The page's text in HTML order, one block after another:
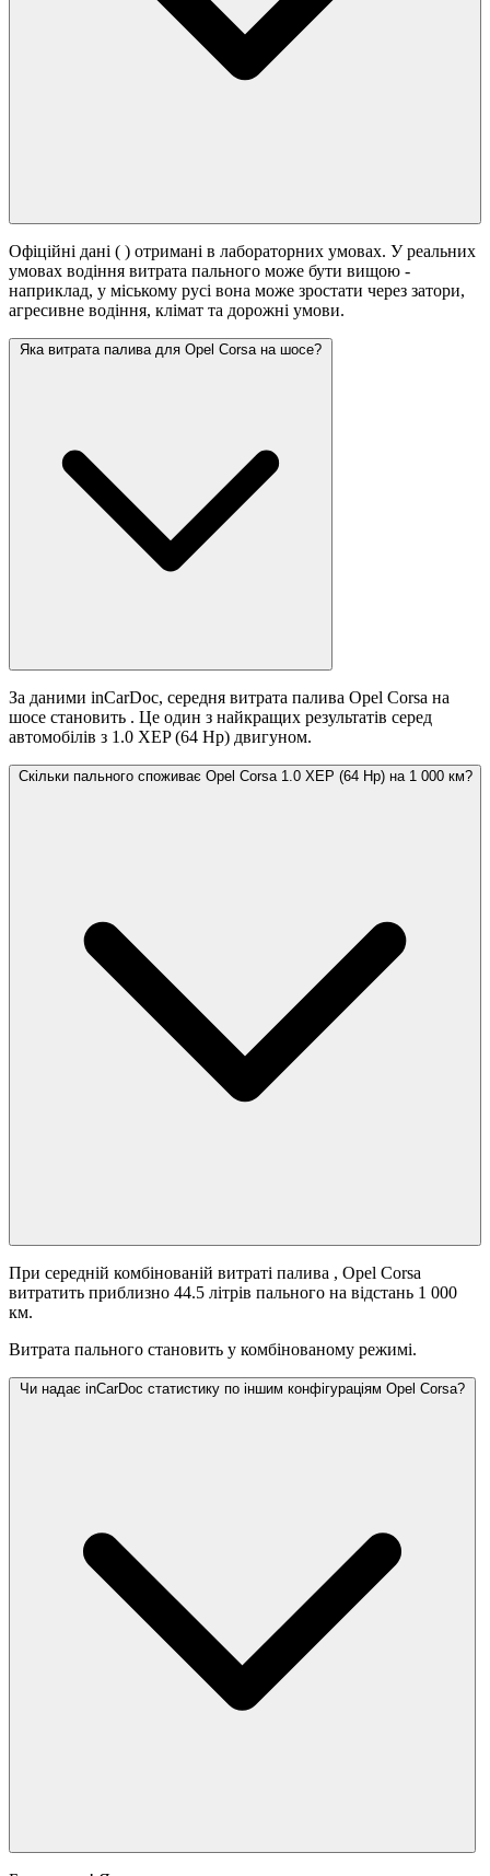
Офіційні дані ( ) отримані в лабораторних умовах. У реальних
умовах водіння витрата пального може бути вищою -
наприклад, у міському русі вона може зростати через затори,
агресивне водіння, клімат та дорожні умови.
Яка витрата палива для Opel Corsa на шосе?
За даними inCarDoc, середня витрата палива Opel Corsa на
шосе становить . Це один з найкращих результатів серед
автомобілів з 1.0 XEP (64 Hp) двигуном.
Скільки пального споживає Opel Corsa 1.0 XEP (64 Hp) на 1 000 км?
При середній комбінованій витраті палива , Opel Corsa
витратить приблизно 44.5 літрів пального на відстань 1 000
км.
Витрата пального становить у комбінованому режимі.
Чи надає inCarDoc статистику по іншим конфігураціям Opel Corsa?